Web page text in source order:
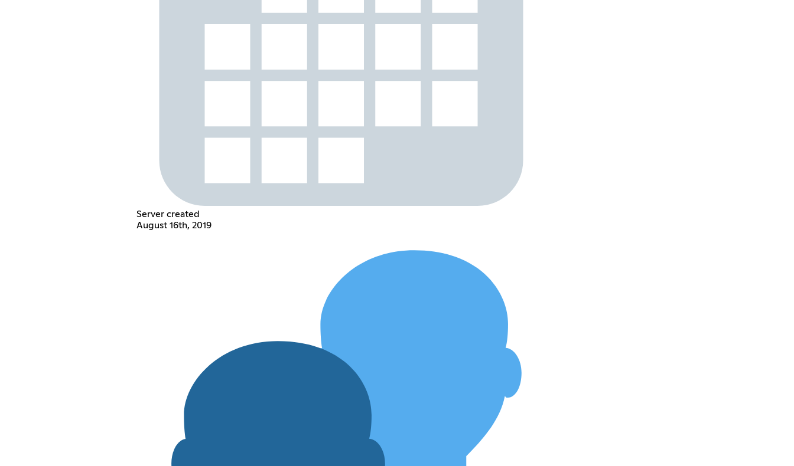
Server created
August 16th, 2019